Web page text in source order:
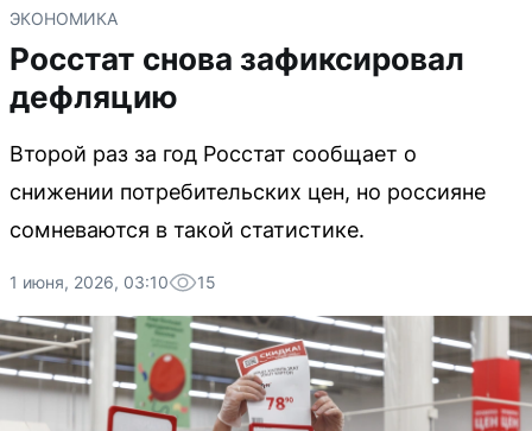
ЭКОНОМИКА
Росстат снова зафиксировал
дефляцию
Второй раз за год Росстат сообщает о
снижении потребительских цен, но россияне
сомневаются в такой статистике.
1 июня, 2026, 03:10 15